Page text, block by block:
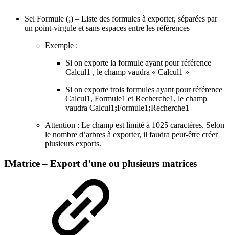
Sel Formule (;) – Liste des formules à exporter, séparées par
un point-virgule et sans espaces entre les références
Exemple :
Si on exporte la formule ayant pour référence
Calcul1 , le champ vaudra « Calcul1 »
Si on exporte trois formules ayant pour référence
Calcul1, Formule1 et Recherche1, le champ
vaudra Calcul1 ;Formule1 ;Recherche1
Attention : Le champ est limité à 1025 caractères. Selon
le nombre d’arbres à exporter, il faudra peut-être créer
plusieurs exports.
IMatrice – Export d’une ou plusieurs matrices